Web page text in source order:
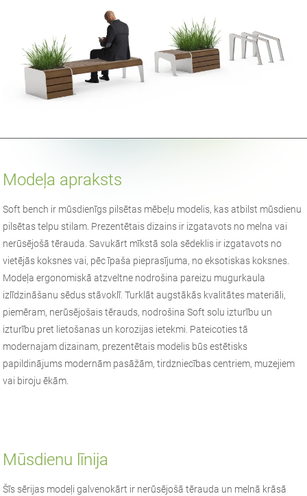
Modeļa apraksts
Soft bench ir mūsdienīgs pilsētas mēbeļu modelis, kas atbilst mūsdienu
pilsētas telpu stilam. Prezentētais dizains ir izgatavots no melna vai
nerūsējošā tērauda. Savukārt mīkstā sola sēdeklis ir izgatavots no
vietējās koksnes vai, pēc īpaša pieprasījuma, no eksotiskas koksnes.
Modeļa ergonomiskā atzveltne nodrošina pareizu mugurkaula
izlīdzināšanu sēdus stāvoklī. Turklāt augstākās kvalitātes materiāli,
piemēram, nerūsējošais tērauds, nodrošina Soft solu izturību un
izturību pret lietošanas un korozijas ietekmi. Pateicoties tā
modernajam dizainam, prezentētais modelis būs estētisks
papildinājums modernām pasāžām, tirdzniecības centriem, muzejiem
vai biroju ēkām.
Mūsdienu līnija
Šīs sērijas modeļi galvenokārt ir nerūsējošā tērauda un melnā krāsā